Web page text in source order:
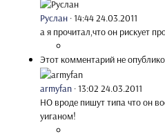
Руслан ·14:44 24.03.2011
а я прочитал,что он рискует
Этот комментарий не
armyfan ·13:02 24.03.2011
НО вроде пишут типа что он
уиганом!